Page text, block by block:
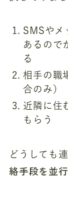
SMSやメ
あるので
る
相手の職
合のみ）
近隣に住
もらう
どうしても
絡手段を並